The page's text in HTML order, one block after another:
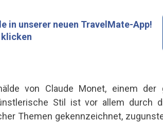
in unserer neuen TravelMate-App!
von Claude Monet, einem der
Stil ist vor allem durch
Themen gekennzeichnet,